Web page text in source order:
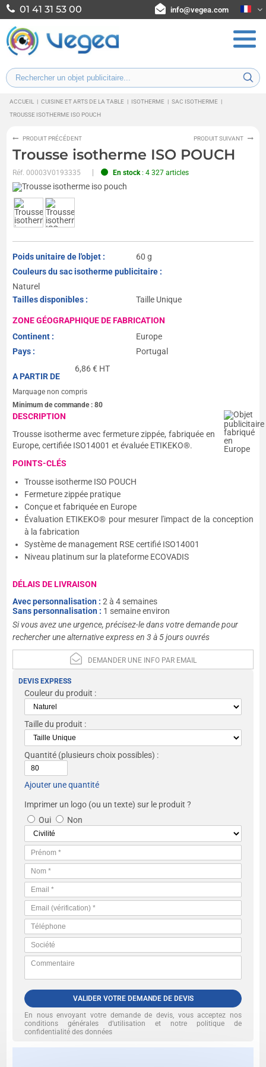
01 41 31 53 00 info@vegea.com
ACCUEIL | CUISINE ET ARTS DE LA TABLE | ISOTHERME | SAC ISOTHERME |
TROUSSE ISOTHERME ISO POUCH
PRODUIT PRÉCÉDENT PRODUIT SUIVANT
Trousse isotherme ISO POUCH
Réf.00003V0193335 En stock: 4 327 articles
Poids unitaire de l'objet :
60 g
Couleurs du sac isotherme publicitaire :
Naturel
Tailles disponibles :
Taille Unique
ZONE GÉOGRAPHIQUE DE FABRICATION
Continent :
Europe
Pays :
Portugal
6,86€ HT
A PARTIR DE
Marquage non compris
Minimum de commande :80
DESCRIPTION
Trousse isotherme avec fermeture zippée, fabriquée en
Europe, certifiée ISO14001 et évaluée ETIKEKO®.
POINTS-CLÉS
Trousse isotherme ISO POUCH
Fermeture zippée pratique
Conçue et fabriquée en Europe
Évaluation ETIKEKO® pour mesurer l'impact de la conception
à la fabrication
Système de management RSE certifié ISO14001
Niveau platinum sur la plateforme ECOVADIS
DÉLAIS DE LIVRAISON
Avec personnalisation :2 à 4 semaines
Sans personnalisation : 1 semaine environ
Si vous avez une urgence, précisez-le dans votre demande pour
rechercher une alternative express en 3 à 5 jours ouvrés
DEMANDER UNE INFO PAR EMAIL
DEVIS EXPRESS
Couleur du produit :
Taille du produit :
Quantité (plusieurs choix possibles) :
Ajouter une quantité
Imprimer un logo (ou un texte) sur le produit ?
Oui
Non
VALIDER VOTRE DEMANDE DE DEVIS
En nous envoyant votre demande de devis, vous acceptez nos
conditions générales d’utilisation et notre politique de
confidentialité des données